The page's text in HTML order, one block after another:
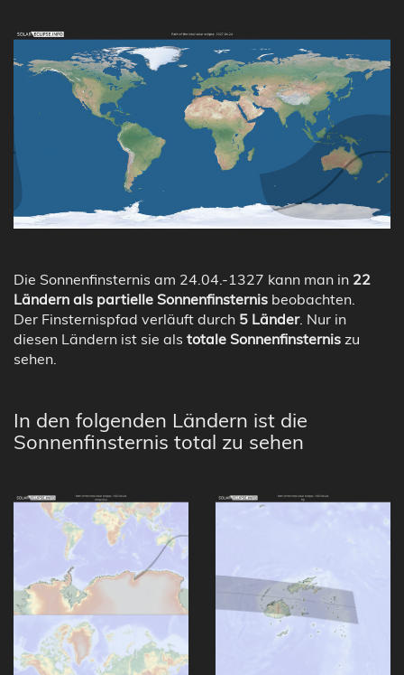
Die Sonnenfinsternis am 24.04.-1327 kann man in 22
Ländern als partielle Sonnenfinsternis beobachten.
Der Finsternispfad verläuft durch 5 Länder. Nur in
diesen Ländern ist sie als totale Sonnenfinsternis zu
sehen.
In den folgenden Ländern ist die
Sonnenfinsternis total zu sehen